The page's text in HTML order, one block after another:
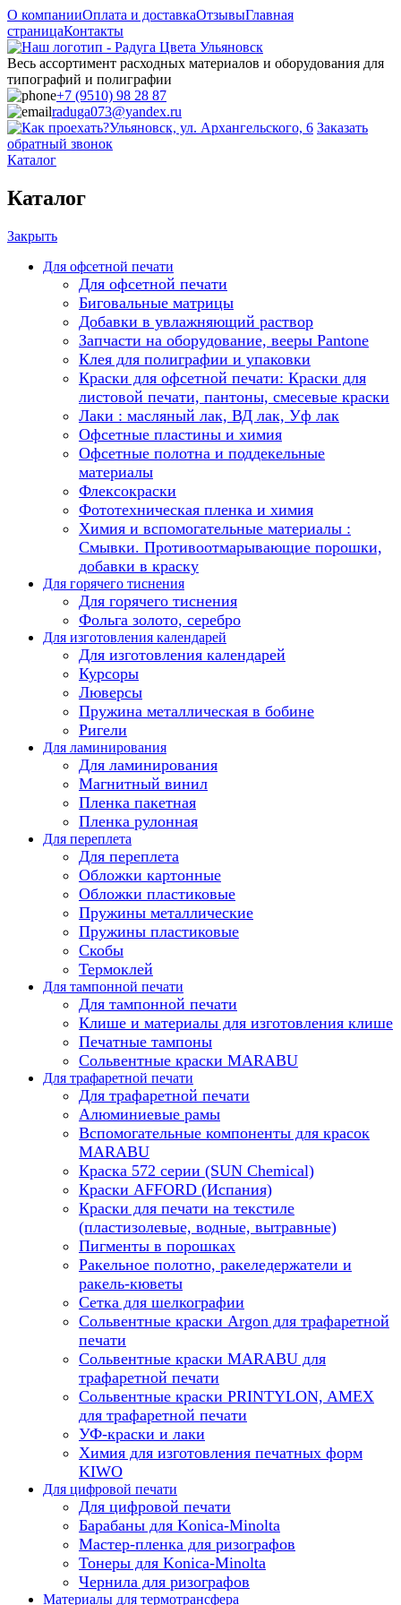
О компанииОплата и доставкаОтзывыГлавная
страницаКонтакты
Весь ассортимент расходных материалов и оборудования для
типографий и полиграфии
+7 (9510) 98 28 87
raduga073@yandex.ru
Ульяновск, ул. Архангельского, 6 Заказать
обратный звонок
Каталог
Каталог
Закрыть
Для офсетной печати
Для офсетной печати
Биговальные матрицы
Добавки в увлажняющий раствор
Запчасти на оборудование, вееры Pantone
Клея для полиграфии и упаковки
Краски для офсетной печати: Краски для
листовой печати, пантоны, смесевые краски
Лаки : масляный лак, ВД лак, Уф лак
Офсетные пластины и химия
Офсетные полотна и поддекельные
материалы
Флексокраски
Фототехническая пленка и химия
Химия и вспомогательные материалы :
Смывки. Противоотмарывающие порошки,
добавки в краску
Для горячего тиснения
Для горячего тиснения
Фольга золото, серебро
Для изготовления календарей
Для изготовления календарей
Курсоры
Люверсы
Пружина металлическая в бобине
Ригели
Для ламинирования
Для ламинирования
Магнитный винил
Пленка пакетная
Пленка рулонная
Для переплета
Для переплета
Обложки картонные
Обложки пластиковые
Пружины металлические
Пружины пластиковые
Скобы
Термоклей
Для тампонной печати
Для тампонной печати
Клише и материалы для изготовления клише
Печатные тампоны
Сольвентные краски MARABU
Для трафаретной печати
Для трафаретной печати
Алюминиевые рамы
Вспомогательные компоненты для красок
MARABU
Краска 572 серии (SUN Chemical)
Краски AFFORD (Испания)
Краски для печати на текстиле
(пластизолевые, водные, вытравные)
Пигменты в порошках
Ракельное полотно, ракеледержатели и
ракель-кюветы
Сетка для шелкографии
Сольвентные краски Argon для трафаретной
печати
Сольвентные краски MARABU для
трафаретной печати
Сольвентные краски PRINTYLON, AMEX
для трафаретной печати
УФ-краски и лаки
Химия для изготовления печатных форм
KIWO
Для цифровой печати
Для цифровой печати
Барабаны для Konica-Minolta
Мастер-пленка для ризографов
Тонеры для Konica-Minolta
Чернила для ризографов
Материалы для термотрансфера